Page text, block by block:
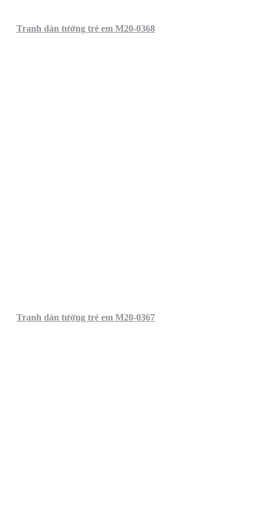
Tranh dán tường trẻ em M20-0368
Tranh dán tường trẻ em M20-0367